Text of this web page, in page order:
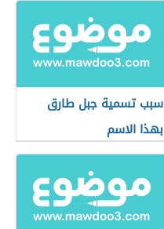
سبب تسمية جبل طارق
بهذا الاسم